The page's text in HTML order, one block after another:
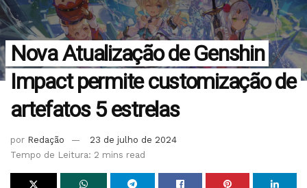
Nova Atualização de Genshin
Impact permite customização de
artefatos 5 estrelas
por Redação
23 de julho de 2024
Tempo de Leitura: 2 mins read